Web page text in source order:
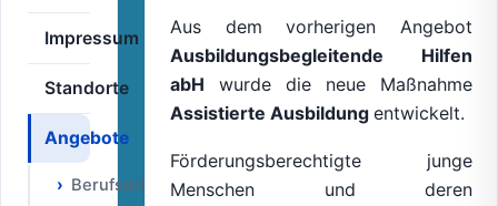
Impressum
Standorte
Angebote
Berufsorientierung
Aus dem vorherigen Angebot
Ausbildungsbegleitende Hilfen
abH wurde die neue Maßnahme
Assistierte Ausbildungentwickelt.
Förderungsberechtigte junge
Menschen und deren